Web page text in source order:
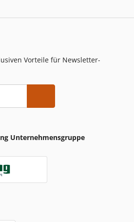
Vorteile für Newsletter-
Unternehmensgruppe